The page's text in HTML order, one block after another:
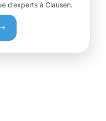
d’experts à Clausen.